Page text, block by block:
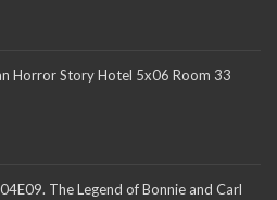
Horror Story Hotel 5x06 Room 33
The Legend of Bonnie and Carl